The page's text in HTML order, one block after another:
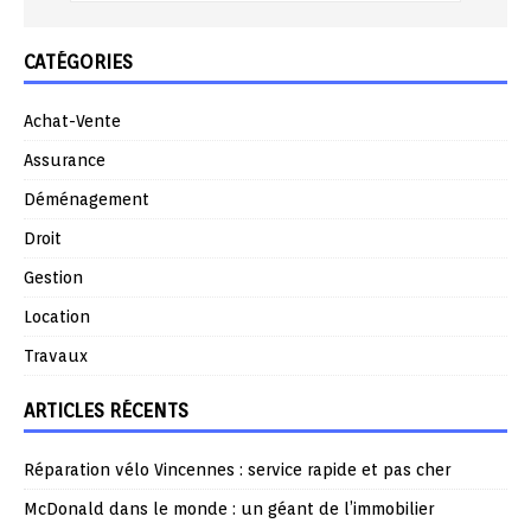
CATÉGORIES
Achat-Vente
Assurance
Déménagement
Droit
Gestion
Location
Travaux
ARTICLES RÉCENTS
Réparation vélo Vincennes : service rapide et pas cher
McDonald dans le monde : un géant de l’immobilier